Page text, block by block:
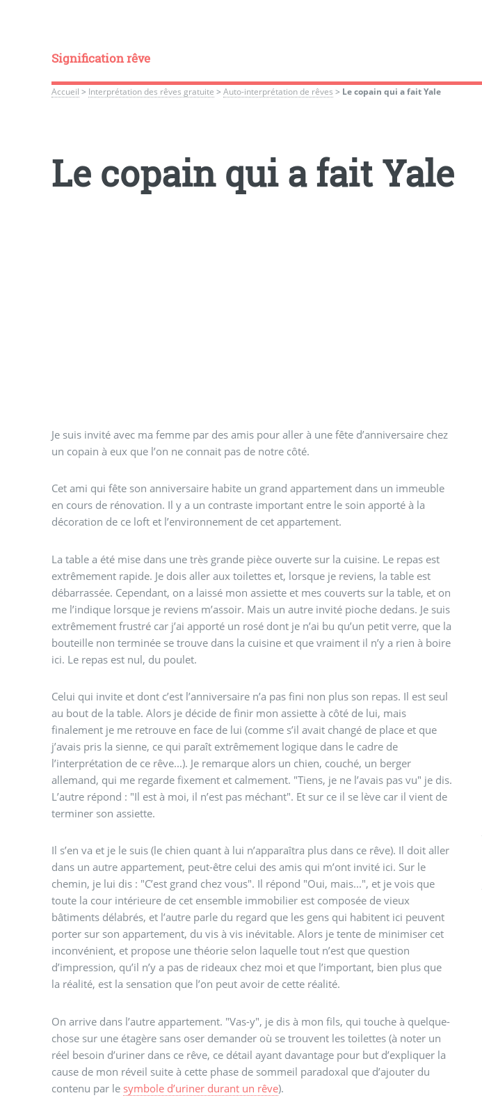
Signification rêve
Accueil > Interprétation des rêves gratuite > Auto-interprétation de rêves > Le copain qui a fait Yale
Le copain qui a fait Yale
Je suis invité avec ma femme par des amis pour aller à une fête d’anniversaire chez
un copain à eux que l’on ne connait pas de notre côté.
Cet ami qui fête son anniversaire habite un grand appartement dans un immeuble
en cours de rénovation. Il y a un contraste important entre le soin apporté à la
décoration de ce loft et l’environnement de cet appartement.
La table a été mise dans une très grande pièce ouverte sur la cuisine. Le repas est
extrêmement rapide. Je dois aller aux toilettes et, lorsque je reviens, la table est
débarrassée. Cependant, on a laissé mon assiette et mes couverts sur la table, et on
me l’indique lorsque je reviens m’assoir. Mais un autre invité pioche dedans. Je suis
extrêmement frustré car j’ai apporté un rosé dont je n’ai bu qu’un petit verre, que la
bouteille non terminée se trouve dans la cuisine et que vraiment il n’y a rien à boire
ici. Le repas est nul, du poulet.
Celui qui invite et dont c’est l’anniversaire n’a pas fini non plus son repas. Il est seul
au bout de la table. Alors je décide de finir mon assiette à côté de lui, mais
finalement je me retrouve en face de lui (comme s’il avait changé de place et que
j’avais pris la sienne, ce qui paraît extrêmement logique dans le cadre de
l’interprétation de ce rêve...). Je remarque alors un chien, couché, un berger
allemand, qui me regarde fixement et calmement. "Tiens, je ne l’avais pas vu" je dis.
L’autre répond : "Il est à moi, il n’est pas méchant". Et sur ce il se lève car il vient de
terminer son assiette.
Il s’en va et je le suis (le chien quant à lui n’apparaîtra plus dans ce rêve). Il doit aller
dans un autre appartement, peut-être celui des amis qui m’ont invité ici. Sur le
chemin, je lui dis : "C’est grand chez vous". Il répond "Oui, mais...", et je vois que
toute la cour intérieure de cet ensemble immobilier est composée de vieux
bâtiments délabrés, et l’autre parle du regard que les gens qui habitent ici peuvent
porter sur son appartement, du vis à vis inévitable. Alors je tente de minimiser cet
inconvénient, et propose une théorie selon laquelle tout n’est que question
d’impression, qu’il n’y a pas de rideaux chez moi et que l’important, bien plus que
la réalité, est la sensation que l’on peut avoir de cette réalité.
On arrive dans l’autre appartement. "Vas-y", je dis à mon fils, qui touche à quelque-
chose sur une étagère sans oser demander où se trouvent les toilettes (à noter un
réel besoin d’uriner dans ce rêve, ce détail ayant davantage pour but d’expliquer la
cause de mon réveil suite à cette phase de sommeil paradoxal que d’ajouter du
contenu par le symbole d’uriner durant un rêve).